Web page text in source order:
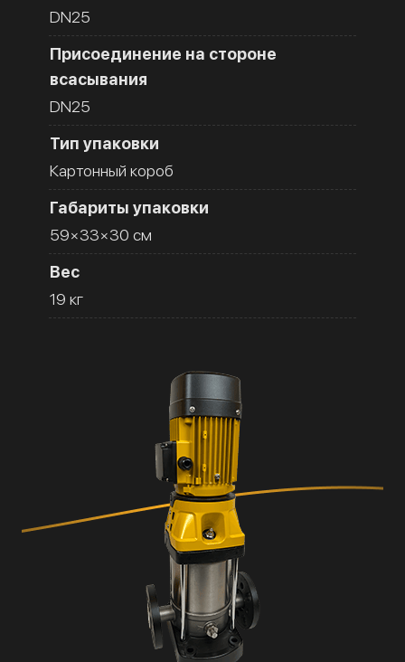
DN25
Присоединение на стороне
всасывания
DN25
Тип упаковки
Картонный короб
Габариты упаковки
59×33×30 см
Вес
19 кг